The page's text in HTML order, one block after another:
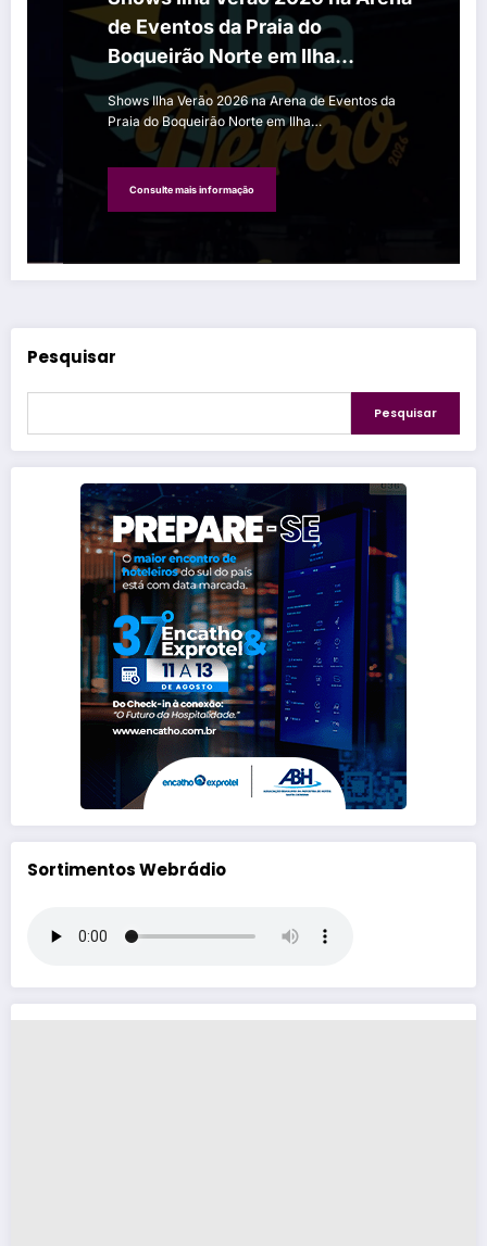
de Eventos da Praia do
Boqueirão Norte em Ilha
Comprida
Shows Ilha Verão 2026 na Arena de Eventos da
Praia do Boqueirão Norte em Ilha…
Consulte mais informação
Pesquisar
Pesquisar
Sortimentos Webrádio